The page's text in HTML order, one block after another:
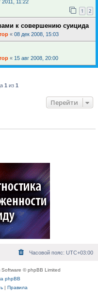
2011, 11:22
1 2
к совершению суицида
« 08 дек 2008, 15:03
« 15 авг 2008, 20:00
1 из 1
Перейти
Часовой пояс: UTC+03:00
Software © phpBB Limited
phpBB
| Правила